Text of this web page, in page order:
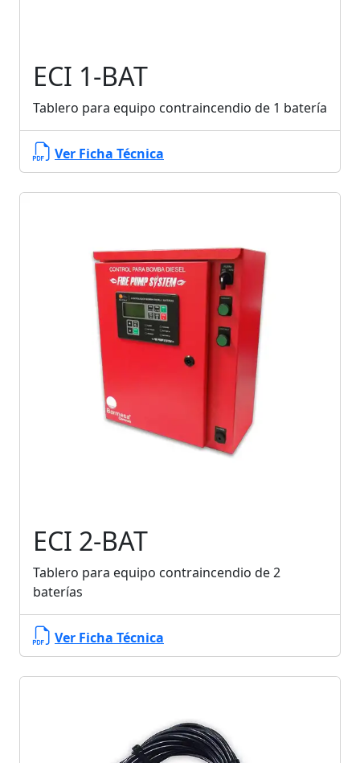
ECI 1-BAT
Tablero para equipo contraincendio de 1 batería
Ver Ficha Técnica
ECI 2-BAT
Tablero para equipo contraincendio de 2
baterías
Ver Ficha Técnica